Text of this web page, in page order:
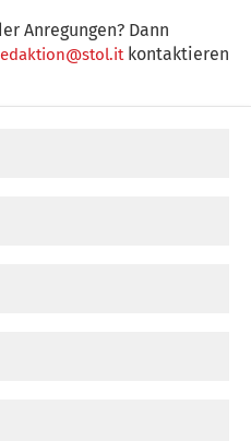
Anregungen? Dann
kontaktieren